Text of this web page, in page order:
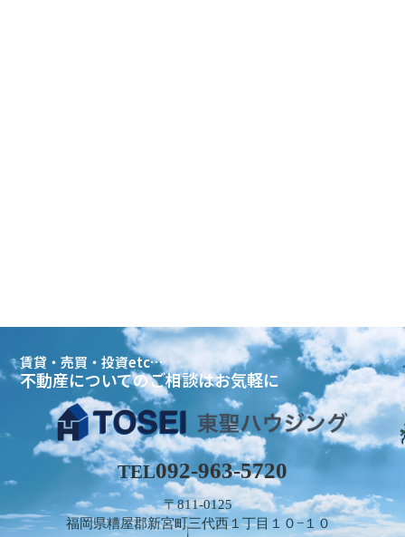
賃貸・売買・投資etc…
不動産についてのご相談はお気軽に
TEL092-963-5720
〒811-0125
福岡県糟屋郡新宮町三代西１丁目１０−１０